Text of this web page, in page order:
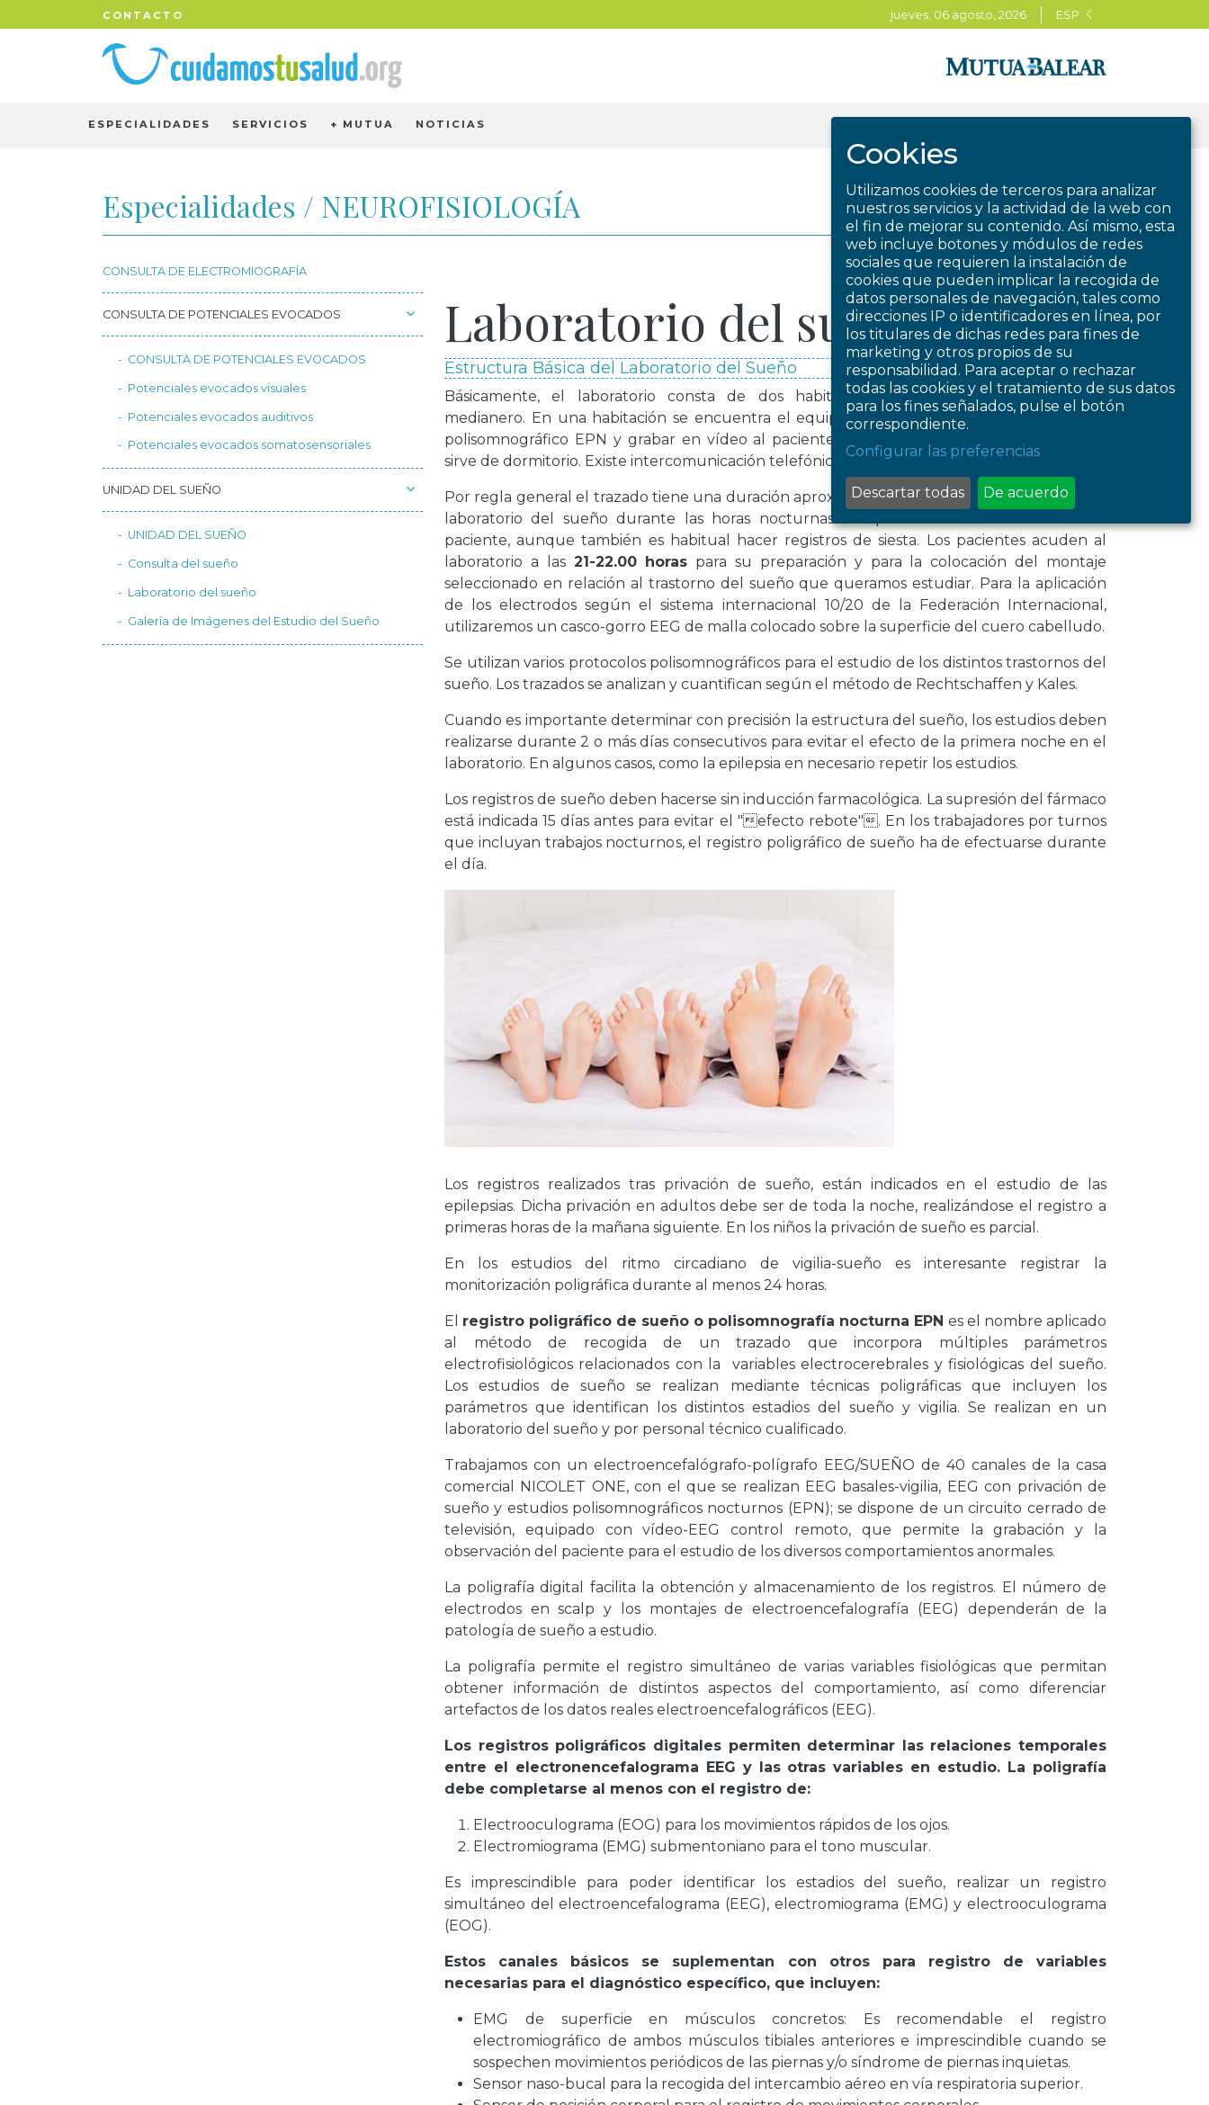
CONTACTO jueves, 06 agosto, 2026 ESP
ESPECIALIDADES SERVICIOS + MUTUA NOTICIAS
Especialidades / NEUROFISIOLOGÍA
CONSULTA DE ELECTROMIOGRAFÍA
CONSULTA DE POTENCIALES EVOCADOS
CONSULTA DE POTENCIALES EVOCADOS
Potenciales evocados visuales
Potenciales evocados auditivos
Potenciales evocados somatosensoriales
UNIDAD DEL SUEÑO
UNIDAD DEL SUEÑO
Consulta del sueño
Laboratorio del sueño
Galería de Imágenes del Estudio del Sueño
jueves, 28 noviembre, 2024
Laboratorio del sueño
Estructura Básica del Laboratorio del Sueño
Básicamente, el laboratorio consta de dos habitaciones separadas por un tabique
medianero. En una habitación se encuentra el equipo necesario para registrar el trazado
polisomnográfico EPN y grabar en vídeo al paciente mientras duerme; la otra habitación
sirve de dormitorio. Existe intercomunicación telefónica con ambas habitaciones.
Por regla general el trazado tiene una duración aproximada de7-8 horas
y se registra en el
laboratorio del sueño durante las horas nocturnas en que habitualmente duerme el
paciente, aunque también es habitual hacer registros de siesta. Los pacientes acuden al
laboratorio a las 21-22.00 horas para su preparación y para la colocación del montaje
seleccionado en relación al trastorno del sueño que queramos estudiar. Para la aplicación
de los electrodos según el sistema internacional 10/20 de la Federación Internacional,
utilizaremos un casco-gorro EEG de malla colocado sobre la superficie del cuero cabelludo.
Se utilizan varios protocolos polisomnográficos para el estudio de los distintos trastornos del
sueño. Los trazados se analizan y cuantifican según el método de Rechtschaffen y Kales.
Cuando es importante determinar con precisión la estructura del sueño, los estudios deben
realizarse durante 2 o más días consecutivos para evitar el efecto de la primera noche en el
laboratorio. En algunos casos, como la epilepsia en necesario repetir los estudios.
Los registros de sueño deben hacerse sin inducción farmacológica. La supresión del fármaco
está indicada 15 días antes para evitar el "efecto rebote". En los trabajadores por turnos
que incluyan trabajos nocturnos, el registro poligráfico de sueño ha de efectuarse durante
el día.
Los registros realizados tras privación de sueño, están indicados en el estudio de las
epilepsias. Dicha privación en adultos debe ser de toda la noche, realizándose el registro a
primeras horas de la mañana siguiente. En los niños la privación de sueño es parcial.
En los estudios del ritmo circadiano de vigilia-sueño es interesante registrar la
monitorización poligráfica durante al menos 24 horas.
El registro poligráfico de sueño o polisomnografía nocturna EPN es el nombre aplicado
al método de recogida de un trazado que incorpora múltiples parámetros
electrofisiológicos relacionados con la variables electrocerebrales y fisiológicas del sueño.
Los estudios de sueño se realizan mediante técnicas poligráficas que incluyen los
parámetros que identifican los distintos estadios del sueño y vigilia. Se realizan en un
laboratorio del sueño y por personal técnico cualificado.
Trabajamos con un electroencefalógrafo-polígrafo EEG/SUEÑO de 40 canales de la casa
comercial NICOLET ONE, con el que se realizan EEG basales-vigilia, EEG con privación de
sueño y estudios polisomnográficos nocturnos (EPN); se dispone de un circuito cerrado de
televisión, equipado con vídeo-EEG control remoto, que permite la grabación y la
observación del paciente para el estudio de los diversos comportamientos anormales.
La poligrafía digital facilita la obtención y almacenamiento de los registros. El número de
electrodos en scalp y los montajes de electroencefalografía (EEG) dependerán de la
patología de sueño a estudio.
La poligrafía permite el registro simultáneo de varias variables fisiológicas que permitan
obtener información de distintos aspectos del comportamiento, así como diferenciar
artefactos de los datos reales electroencefalográficos (EEG).
Los registros poligráficos digitales permiten determinar las relaciones temporales
entre el electronencefalograma EEG y las otras variables en estudio. La poligrafía
debe completarse al menos con el registro de:
Electrooculograma (EOG) para los movimientos rápidos de los ojos.
Electromiograma (EMG) submentoniano para el tono muscular.
Es imprescindible para poder identificar los estadios del sueño, realizar un registro
simultáneo del electroencefalograma (EEG), electromiograma (EMG) y electrooculograma
(EOG).
Estos canales básicos se suplementan con otros para registro de variables
necesarias para el diagnóstico específico, que incluyen:
EMG de superficie en músculos concretos: Es recomendable el registro
electromiográfico de ambos músculos tibiales anteriores e imprescindible cuando se
sospechen movimientos periódicos de las piernas y/o síndrome de piernas inquietas.
Sensor naso-bucal para la recogida del intercambio aéreo en vía respiratoria superior.
Cookies
Utilizamos cookies de terceros para analizar
nuestros servicios y la actividad de la web con
el fin de mejorar su contenido. Así mismo, esta
web incluye botones y módulos de redes
sociales que requieren la instalación de
cookies que pueden implicar la recogida de
datos personales de navegación, tales como
direcciones IP o identificadores en línea, por
los titulares de dichas redes para fines de
marketing y otros propios de su
responsabilidad. Para aceptar o rechazar
todas las cookies y el tratamiento de sus datos
para los fines señalados, pulse el botón
correspondiente.
Configurar las preferencias
Descartar todas De acuerdo